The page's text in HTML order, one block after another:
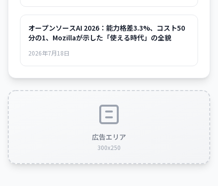
オープンソースAI 2026：能力格差3.3%、コスト50
分の1、Mozillaが示した「使える時代」の全貌
2026年7月18日
広告エリア
300x250